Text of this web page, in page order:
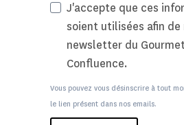
J'accepte que ces
soient utilisées afin
newsletter du
Confluence.
Vous pouvez vous désinscrire à tout
le lien présent dans nos emails.